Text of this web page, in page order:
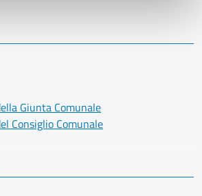
Giunta Comunale
Consiglio Comunale